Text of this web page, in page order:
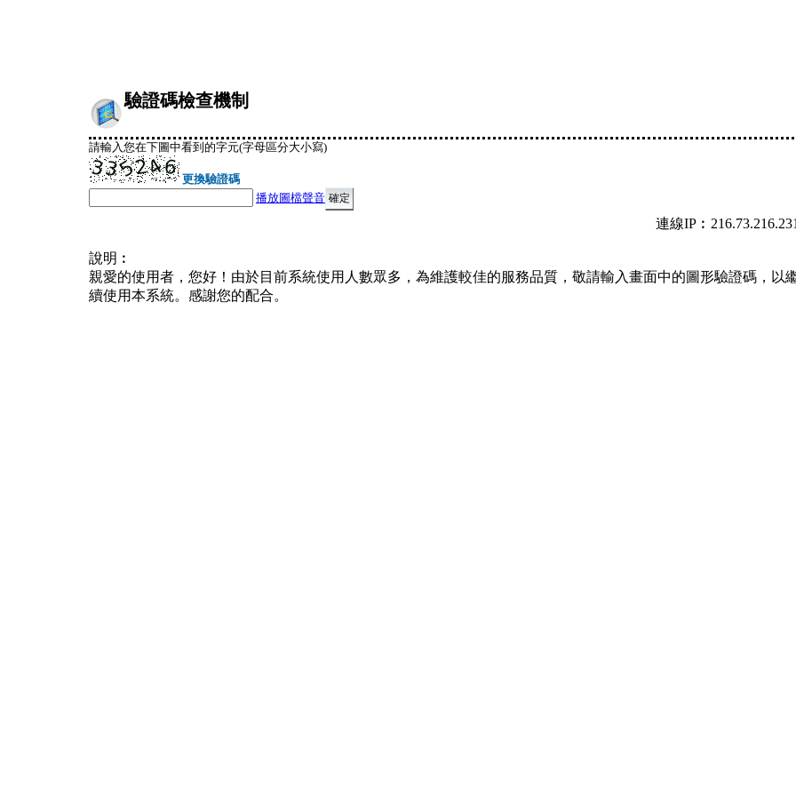
驗證碼檢查機制
請輸入您在下圖中看到的字元(字母區分大小寫)
更換驗證碼
播放圖檔聲音
連線
說明︰
親愛的使用者，您好！由於目前系統使用人數眾多，為維護較佳的服務品質，敬請輸入畫面中的圖形驗證碼，以
續使用本系統。感謝您的配合。